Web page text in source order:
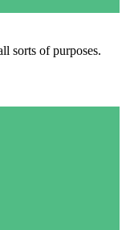
sorts of purposes.